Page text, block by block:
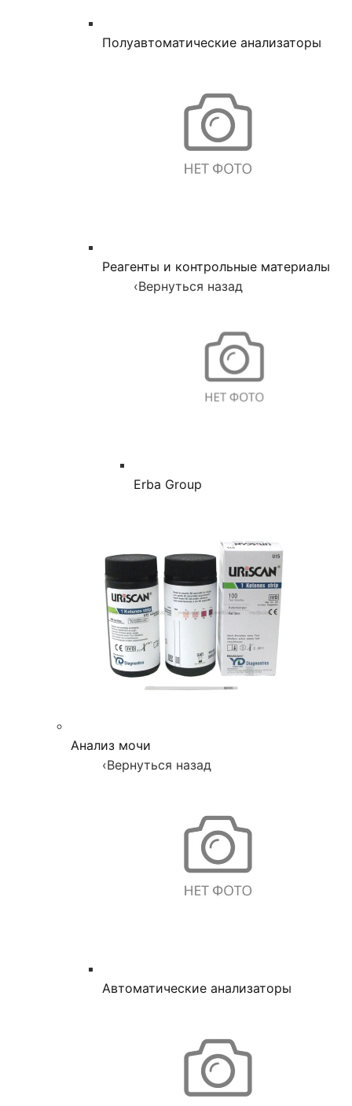
Полуавтоматические анализаторы
Реагенты и контрольные материалы
‹Вернуться назад
Erba Group
Анализ мочи
‹Вернуться назад
Автоматические анализаторы